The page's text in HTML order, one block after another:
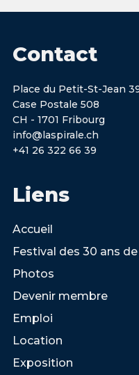
Contact
Place du Petit-St-Jean
Case Postale 508
CH - 1701 Fribourg
info@laspirale.ch
+41 26 322 66 39
Liens
Accueil
Festival des 30 ans
Photos
Devenir membre
Emploi
Location
Exposition